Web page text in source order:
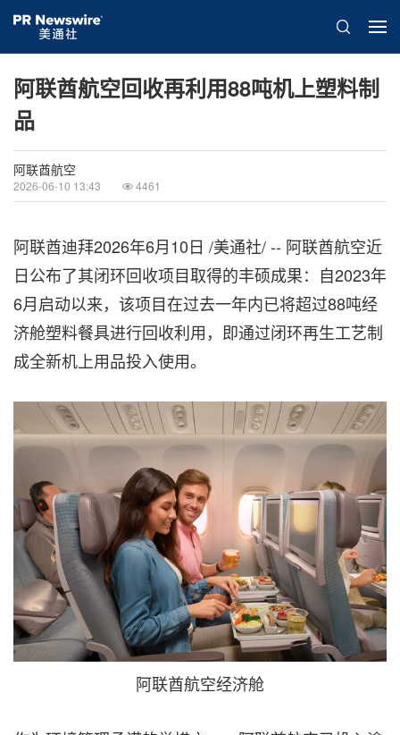
阿联酋航空回收再利用88吨机上塑料制
品
阿联酋航空
2026-06-10 13:43 4461
阿联酋迪拜2026年6月10日 /美通社/ -- 阿联酋航空近
日公布了其闭环回收项目取得的丰硕成果：自2023年
6月启动以来，该项目在过去一年内已将超过88吨经
济舱塑料餐具进行回收利用，即通过闭环再生工艺制
成全新机上用品投入使用。
阿联酋航空经济舱